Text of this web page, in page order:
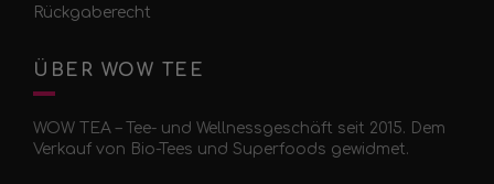
Rückgaberecht
ÜBER WOW TEE
WOW TEA – Tee- und Wellnessgeschäft seit 2015. Dem
Verkauf von Bio-Tees und Superfoods gewidmet.